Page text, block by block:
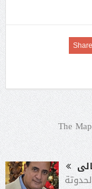
Share
The